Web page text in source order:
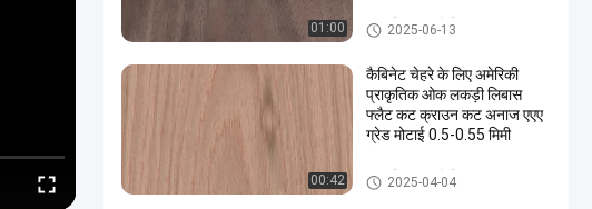
01:00 प्राकृतिक लकड़ी लिबास
2025-06-13
00:42
कैबिनेट चेहरे के लिए अमेरिकी
प्राकृतिक ओक लकड़ी लिबास
फ्लैट कट क्राउन कट अनाज एएए
ग्रेड मोटाई 0.5-0.55 मिमी
प्राकृतिक लकड़ी लिबास
2025-04-04